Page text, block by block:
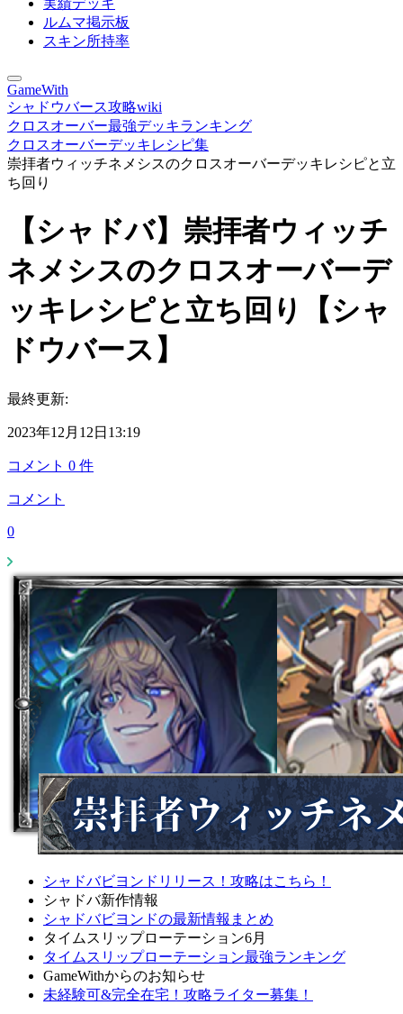
実績デッキ
ルムマ掲示板
スキン所持率
GameWith
シャドウバース攻略wiki
クロスオーバー最強デッキランキング
クロスオーバーデッキレシピ集
崇拝者ウィッチネメシスのクロスオーバーデッキレシピと立
ち回り
【シャドバ】崇拝者ウィッチ
ネメシスのクロスオーバーデ
ッキレシピと立ち回り【シャ
ドウバース】
最終更新:
2023年12月12日13:19
コメント 0 件
コメント
0
シャドバビヨンドリリース！攻略はこちら！
シャドバ新作情報
シャドバビヨンドの最新情報まとめ
タイムスリップローテーション6月
タイムスリップローテーション最強ランキング
GameWithからのお知らせ
未経験可&完全在宅！攻略ライター募集！